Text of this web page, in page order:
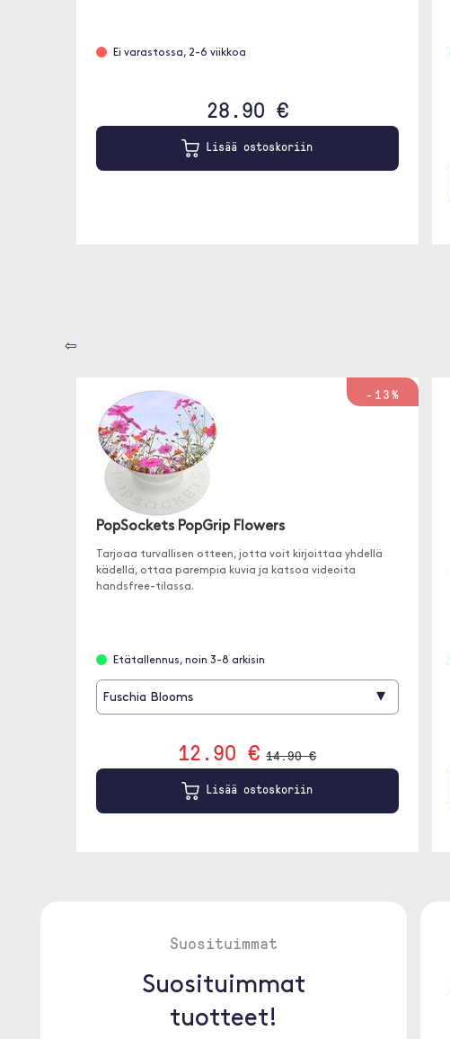
Ei varastossa, 2-6 viikkoa
28.90 €
Lisää ostoskoriin
⇦
-13%
PopSockets PopGrip Flowers
Tarjoaa turvallisen otteen, jotta voit kirjoittaa yhdellä
kädellä, ottaa parempia kuvia ja katsoa videoita
handsfree-tilassa.
Etätallennus, noin 3-8 arkisin
Fuschia Blooms ▾
12.90 € 14.90 €
Lisää ostoskoriin
Suosituimmat
Suosituimmat
tuotteet!